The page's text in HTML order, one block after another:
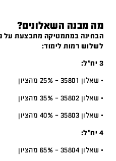
מה מבנה השאלונים?
הבחינה במתמטיקה מתבצעת על
לשלוש רמות לימוד:
3 יח”ל:
• שאלון 35801 – 25% מהציון
• שאלון 35802 – 35% מהציון
• שאלון 35803 – 40% מהציון
4 יח”ל:
• שאלון 35804 – 65% מהציון